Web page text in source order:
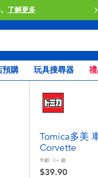
了解更多
預購 玩具搜尋器
Tomica多美
Corvette
年齡: 3+ 歲
$39.90